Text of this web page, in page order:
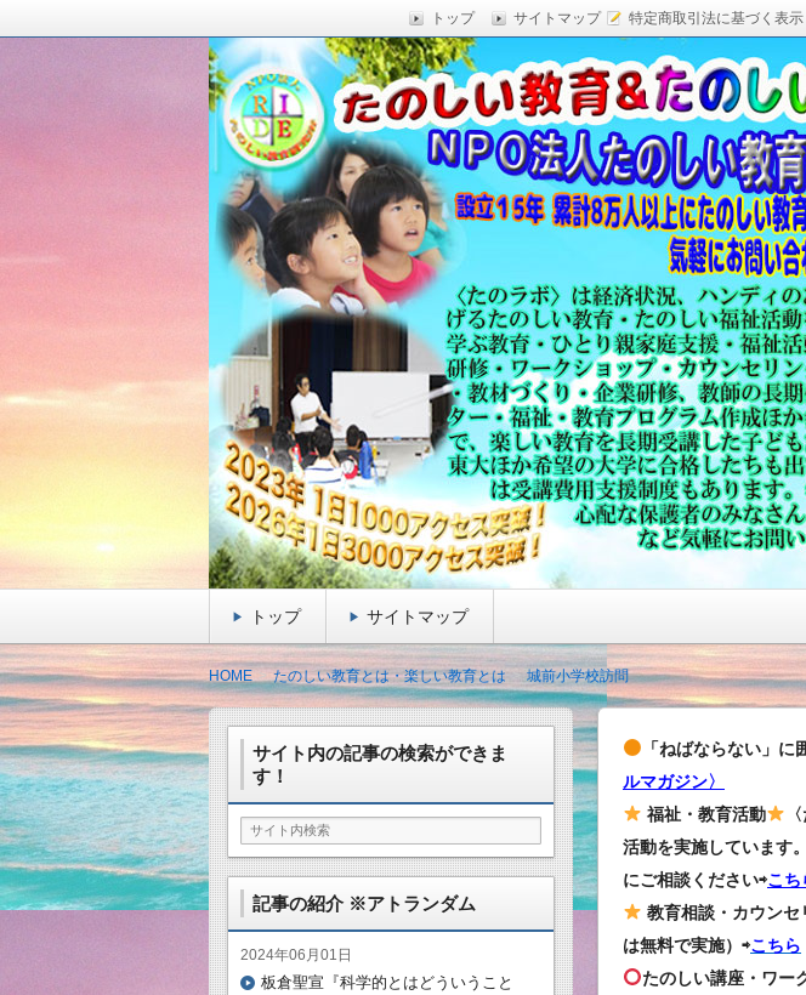
特定商取引法に基づく表示
トップ サイトマップ
たのしい教育研究所（沖縄）公式サイ
楽しい授業,たのしい授業,楽しい自由研究,面白い自由研究,楽しい福祉
い,RIDE,沖縄県 教育,たのしい授業,たのしい教育 日本一,Research
Education,楽しい授業,教育技術,教育方法,内発的動機づけ,沖縄 学力
力向上,教育技術,教育方法,沖縄 教育問題,enjoyable educationes,グ
教員採用試験,沖縄 教育,たのしい教育,沖縄の学力,仮説実験授業,たの
科学,たのしい科学,たのしく学び 一生ものの「賢さ・学力」を,自由
う,いっきゅうハカセ,アドラー 心理学,面白い,沖縄 学力問題,授業名
グ,教員採用試験,名人,採用試験,合格,セミナー,研修,板倉聖宣,ＬＥＡ
向上,沖縄の教育,たのしい学力,補習,読み語り,読み聞かせ,授業ネタ,授
さでクリエイトするプロフェッショなる集団,学ぶこと本来のたのし
立四年で17000人以上に授業を実施,99％の高い評価,仮説実験授,楽
由研究.しまくとぅば,島言葉,
トップ サイトマップ
HOME たのしい教育とは・楽しい教育とは 城前小学校訪問
「ねばならない」
ルマガジン〉
福祉・教育活動
活動を実施しています
にご相談ください⇨こち
教育相談・カウン
は無料で実施）⇨こちら
たのしい講座・ワー
サイト内の記事の検索ができま
す！
記事の紹介 ※アトランダム
2024年06月01日
板倉聖宣『科学的とはどういうこと